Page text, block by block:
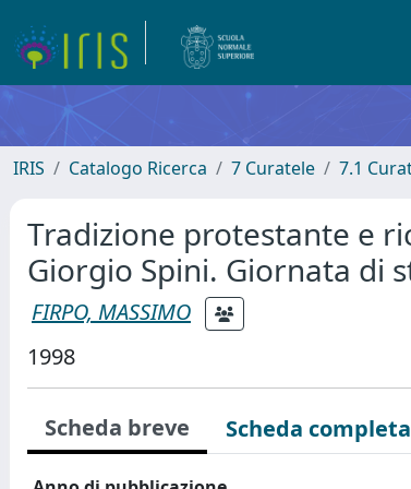
IRIS Catalogo Ricerca 7 Curatele 7.1
Tradizione protestante e
Giorgio Spini. Giornata di
FIRPO, MASSIMO
1998
Scheda breve Scheda completa